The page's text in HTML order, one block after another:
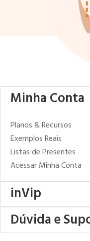
Minha Conta
Planos & Recursos
Exemplos Reais
Listas de Presentes
Acessar Minha Conta
inVip
Dúvida e